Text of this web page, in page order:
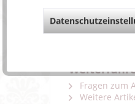
Dieser
höchsten
Die Träger
Fragen zum
Weitere